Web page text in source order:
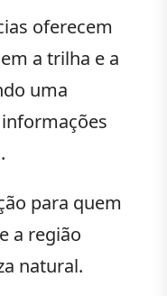
oferecem
a trilha e a
uma
para quem
a região
natural.